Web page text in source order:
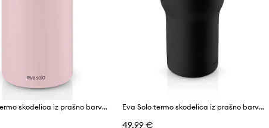
Eva Solo termo skodelica iz prašno barvanega jekla 0,35 l Eva Solo termo skodelica iz prašno barvanega jekla 0,9 l
49,99 €